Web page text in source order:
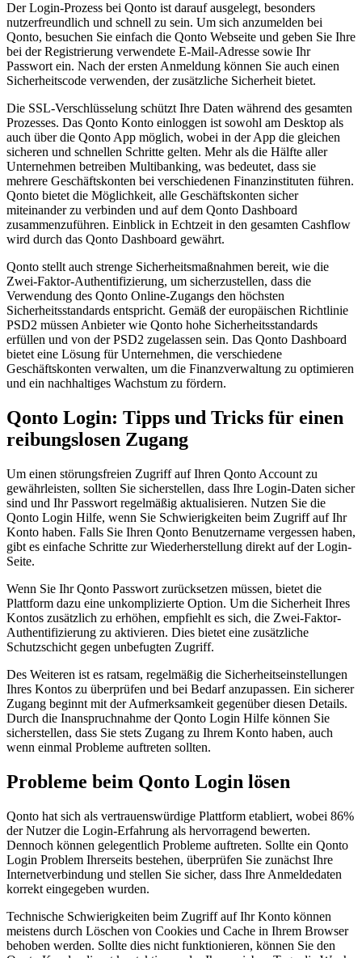
Der Login-Prozess bei Qonto ist darauf ausgelegt, besonders
nutzerfreundlich und schnell zu sein. Um sich anzumelden bei
Qonto, besuchen Sie einfach die Qonto Webseite und geben Sie Ihre
bei der Registrierung verwendete E-Mail-Adresse sowie Ihr
Passwort ein. Nach der ersten Anmeldung können Sie auch einen
Sicherheitscode verwenden, der zusätzliche Sicherheit bietet.
Die SSL-Verschlüsselung schützt Ihre Daten während des gesamten
Prozesses. Das Qonto Konto einloggen ist sowohl am Desktop als
auch über die Qonto App möglich, wobei in der App die gleichen
sicheren und schnellen Schritte gelten. Mehr als die Hälfte aller
Unternehmen betreiben Multibanking, was bedeutet, dass sie
mehrere Geschäftskonten bei verschiedenen Finanzinstituten führen.
Qonto bietet die Möglichkeit, alle Geschäftskonten sicher
miteinander zu verbinden und auf dem Qonto Dashboard
zusammenzuführen. Einblick in Echtzeit in den gesamten Cashflow
wird durch das Qonto Dashboard gewährt.
Qonto stellt auch strenge Sicherheitsmaßnahmen bereit, wie die
Zwei-Faktor-Authentifizierung, um sicherzustellen, dass die
Verwendung des Qonto Online-Zugangs den höchsten
Sicherheitsstandards entspricht. Gemäß der europäischen Richtlinie
PSD2 müssen Anbieter wie Qonto hohe Sicherheitsstandards
erfüllen und von der PSD2 zugelassen sein. Das Qonto Dashboard
bietet eine Lösung für Unternehmen, die verschiedene
Geschäftskonten verwalten, um die Finanzverwaltung zu optimieren
und ein nachhaltiges Wachstum zu fördern.
Qonto Login: Tipps und Tricks für einen
reibungslosen Zugang
Um einen störungsfreien Zugriff auf Ihren Qonto Account zu
gewährleisten, sollten Sie sicherstellen, dass Ihre Login-Daten sicher
sind und Ihr Passwort regelmäßig aktualisieren. Nutzen Sie die
Qonto Login Hilfe, wenn Sie Schwierigkeiten beim Zugriff auf Ihr
Konto haben. Falls Sie Ihren Qonto Benutzername vergessen haben,
gibt es einfache Schritte zur Wiederherstellung direkt auf der Login-
Seite.
Wenn Sie Ihr Qonto Passwort zurücksetzen müssen, bietet die
Plattform dazu eine unkomplizierte Option. Um die Sicherheit Ihres
Kontos zusätzlich zu erhöhen, empfiehlt es sich, die Zwei-Faktor-
Authentifizierung zu aktivieren. Dies bietet eine zusätzliche
Schutzschicht gegen unbefugten Zugriff.
Des Weiteren ist es ratsam, regelmäßig die Sicherheitseinstellungen
Ihres Kontos zu überprüfen und bei Bedarf anzupassen. Ein sicherer
Zugang beginnt mit der Aufmerksamkeit gegenüber diesen Details.
Durch die Inanspruchnahme der Qonto Login Hilfe können Sie
sicherstellen, dass Sie stets Zugang zu Ihrem Konto haben, auch
wenn einmal Probleme auftreten sollten.
Probleme beim Qonto Login lösen
Qonto hat sich als vertrauenswürdige Plattform etabliert, wobei 86%
der Nutzer die Login-Erfahrung als hervorragend bewerten.
Dennoch können gelegentlich Probleme auftreten. Sollte ein Qonto
Login Problem Ihrerseits bestehen, überprüfen Sie zunächst Ihre
Internetverbindung und stellen Sie sicher, dass Ihre Anmeldedaten
korrekt eingegeben wurden.
Technische Schwierigkeiten beim Zugriff auf Ihr Konto können
meistens durch Löschen von Cookies und Cache in Ihrem Browser
behoben werden. Sollte dies nicht funktionieren, können Sie den